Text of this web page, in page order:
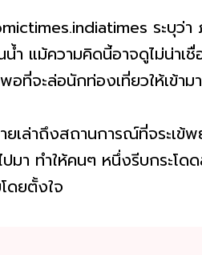
ระบุ
น้ำ แม้ความคิดนี้อาจดูไม่น่า
อที่จะล่อนักท่องเที่ยวให้เข้า
ยเล่าถึงสถานการณ์ที่จระเข้
มา ทำให้คนๆ หนึ่งรีบกระโด
ดยตั้งใจ